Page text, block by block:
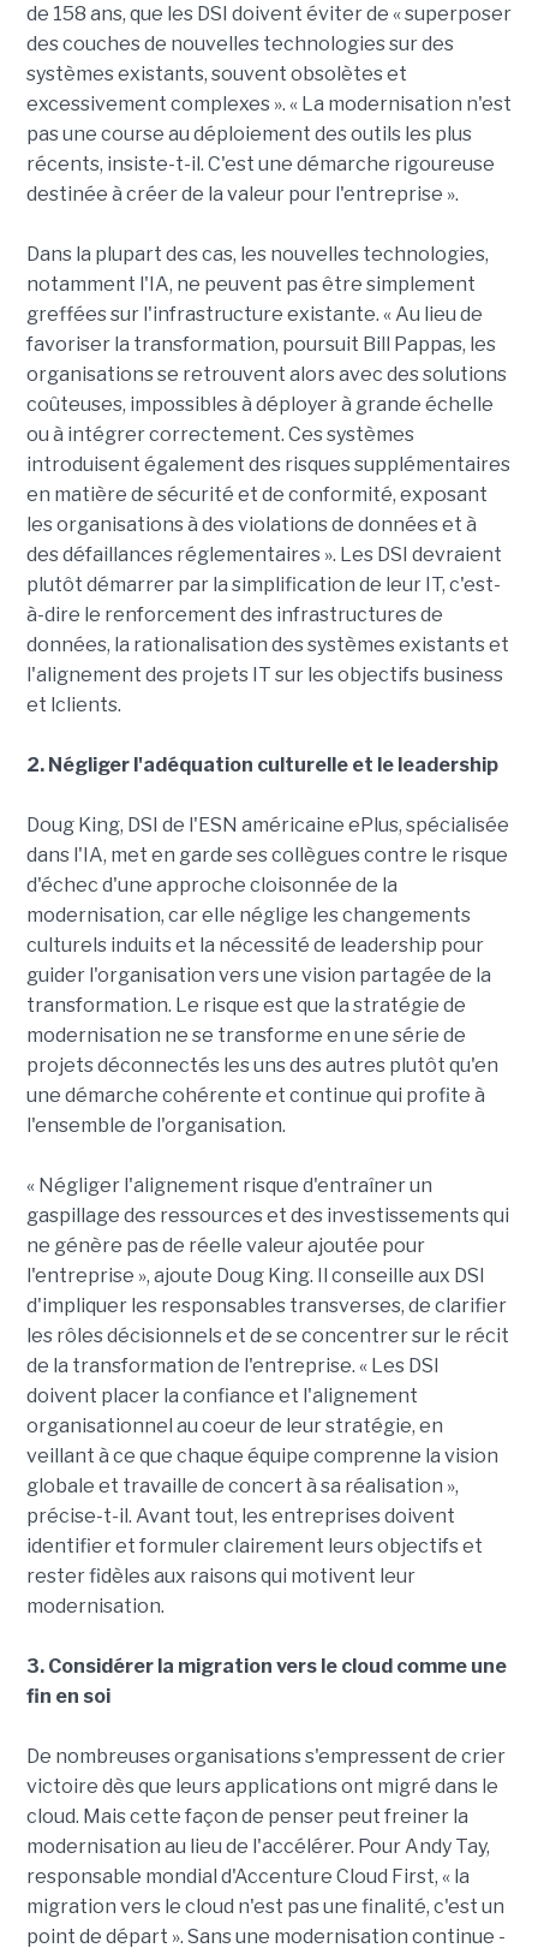
de 158 ans, que les DSI doivent éviter de « superposer
des couches de nouvelles technologies sur des
systèmes existants, souvent obsolètes et
excessivement complexes ». « La modernisation n'est
pas une course au déploiement des outils les plus
récents, insiste-t-il. C'est une démarche rigoureuse
destinée à créer de la valeur pour l'entreprise ».
Dans la plupart des cas, les nouvelles technologies,
notamment l'IA, ne peuvent pas être simplement
greffées sur l'infrastructure existante. « Au lieu de
favoriser la transformation, poursuit Bill Pappas, les
organisations se retrouvent alors avec des solutions
coûteuses, impossibles à déployer à grande échelle
ou à intégrer correctement. Ces systèmes
introduisent également des risques supplémentaires
en matière de sécurité et de conformité, exposant
les organisations à des violations de données et à
des défaillances réglementaires ». Les DSI devraient
plutôt démarrer par la simplification de leur IT, c'est-
à-dire le renforcement des infrastructures de
données, la rationalisation des systèmes existants et
l'alignement des projets IT sur les objectifs business
et lclients.
2. Négliger l'adéquation culturelle et le leadership
Doug King, DSI de l'ESN américaine ePlus, spécialisée
dans l'IA, met en garde ses collègues contre le risque
d'échec d'une approche cloisonnée de la
modernisation, car elle néglige les changements
culturels induits et la nécessité de leadership pour
guider l'organisation vers une vision partagée de la
transformation. Le risque est que la stratégie de
modernisation ne se transforme en une série de
projets déconnectés les uns des autres plutôt qu'en
une démarche cohérente et continue qui profite à
l'ensemble de l'organisation.
« Négliger l'alignement risque d'entraîner un
gaspillage des ressources et des investissements qui
ne génère pas de réelle valeur ajoutée pour
l'entreprise », ajoute Doug King. Il conseille aux DSI
d'impliquer les responsables transverses, de clarifier
les rôles décisionnels et de se concentrer sur le récit
de la transformation de l'entreprise. « Les DSI
doivent placer la confiance et l'alignement
organisationnel au coeur de leur stratégie, en
veillant à ce que chaque équipe comprenne la vision
globale et travaille de concert à sa réalisation »,
précise-t-il. Avant tout, les entreprises doivent
identifier et formuler clairement leurs objectifs et
rester fidèles aux raisons qui motivent leur
modernisation.
3. Considérer la migration vers le cloud comme une
fin en soi
De nombreuses organisations s'empressent de crier
victoire dès que leurs applications ont migré dans le
cloud. Mais cette façon de penser peut freiner la
modernisation au lieu de l'accélérer. Pour Andy Tay,
responsable mondial d'Accenture Cloud First, « la
migration vers le cloud n'est pas une finalité, c'est un
point de départ ». Sans une modernisation continue -